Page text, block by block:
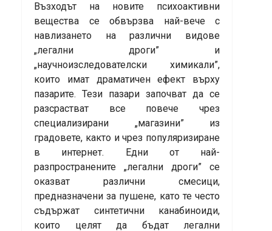
Възходът на новите психоактивни
вещества се обвързва най-вече с
навлизането на различни видове
„легални дроги” и
„научноизследователски химикали”,
които имат драматичен ефект върху
пазарите. Тези пазари започват да се
разсрастват все повече чрез
специализирани „магазини” из
градовете, както и чрез популяризиране
в интернет. Едни от най-
разпространените „легални дроги” се
оказват различни смесици,
предназначени за пушене, като те често
съдържат синтетични канабиноиди,
които целят да бъдат легални